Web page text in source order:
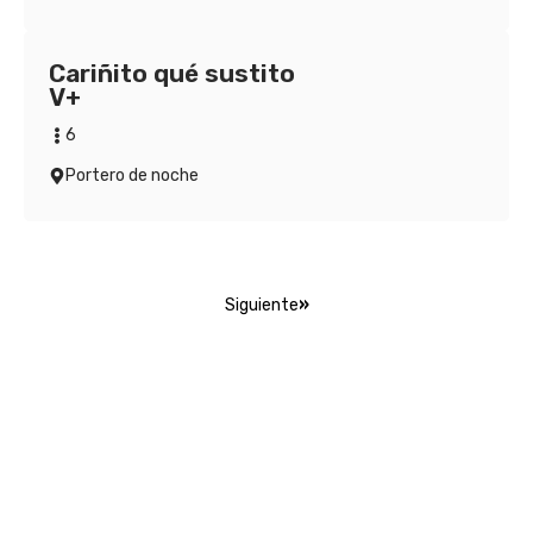
Cariñito qué sustito
V+
6
Portero de noche
Siguiente»